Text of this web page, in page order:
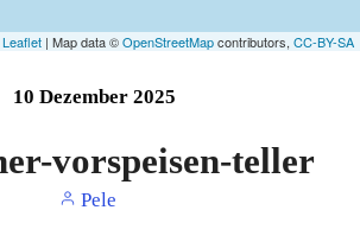
Leaflet | Map data ©OpenStreetMapcontributors, CC-BY-SA
10 Dezember 2025
vorspeisen-teller
Pele